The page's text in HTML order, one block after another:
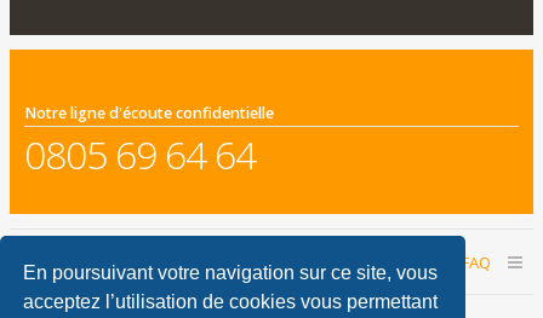
En poursuivant votre navigation sur ce site, vous
acceptez l’utilisation de cookies vous permettant
Notre ligne d'écoute confidentielle
0805 69 64 64
Accueil du forum FAQ
Nous contacter